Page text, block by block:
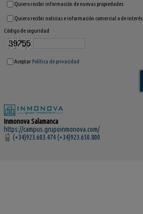
Quiero recibir información de nuevas propiedades
Quiero recibir noticias e información comercial o de interés
Código de seguridad
Aceptar Política de privacidad
Inmonova Salamanca
https://campus.grupoinmonova.com/
(+34)923.603.474 (+34)923.650.800